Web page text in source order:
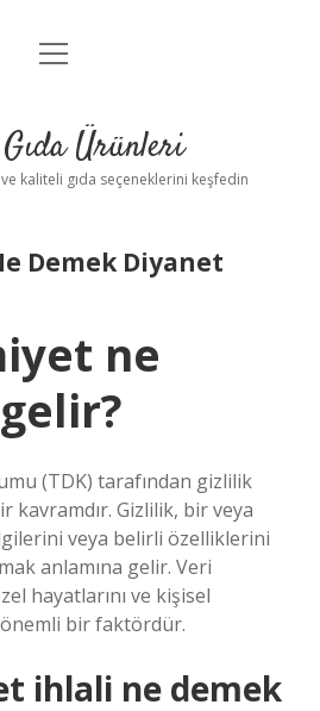
Anasayfa
Yasal Uyarı
menüyü
Gıda Ürünleri
ve kaliteli gıda seçeneklerini keşfedin
Demek Diyanet
ne
(TDK) tarafından gizlilik
kavramdır. Gizlilik, bir veya
veya belirli özelliklerini
anlamına gelir. Veri
hayatlarını ve kişisel
bir faktördür.
ihlali ne demek